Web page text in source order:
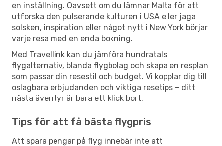
en inställning. Oavsett om du lämnar Malta för att
utforska den pulserande kulturen i USA eller jaga
solsken, inspiration eller något nytt i New York börjar
varje resa med en enda bokning.
Med Travellink kan du jämföra hundratals
flygalternativ, blanda flygbolag och skapa en resplan
som passar din resestil och budget. Vi kopplar dig till
oslagbara erbjudanden och viktiga resetips – ditt
nästa äventyr är bara ett klick bort.
Tips för att få bästa flygpris
Att spara pengar på flyg innebär inte att